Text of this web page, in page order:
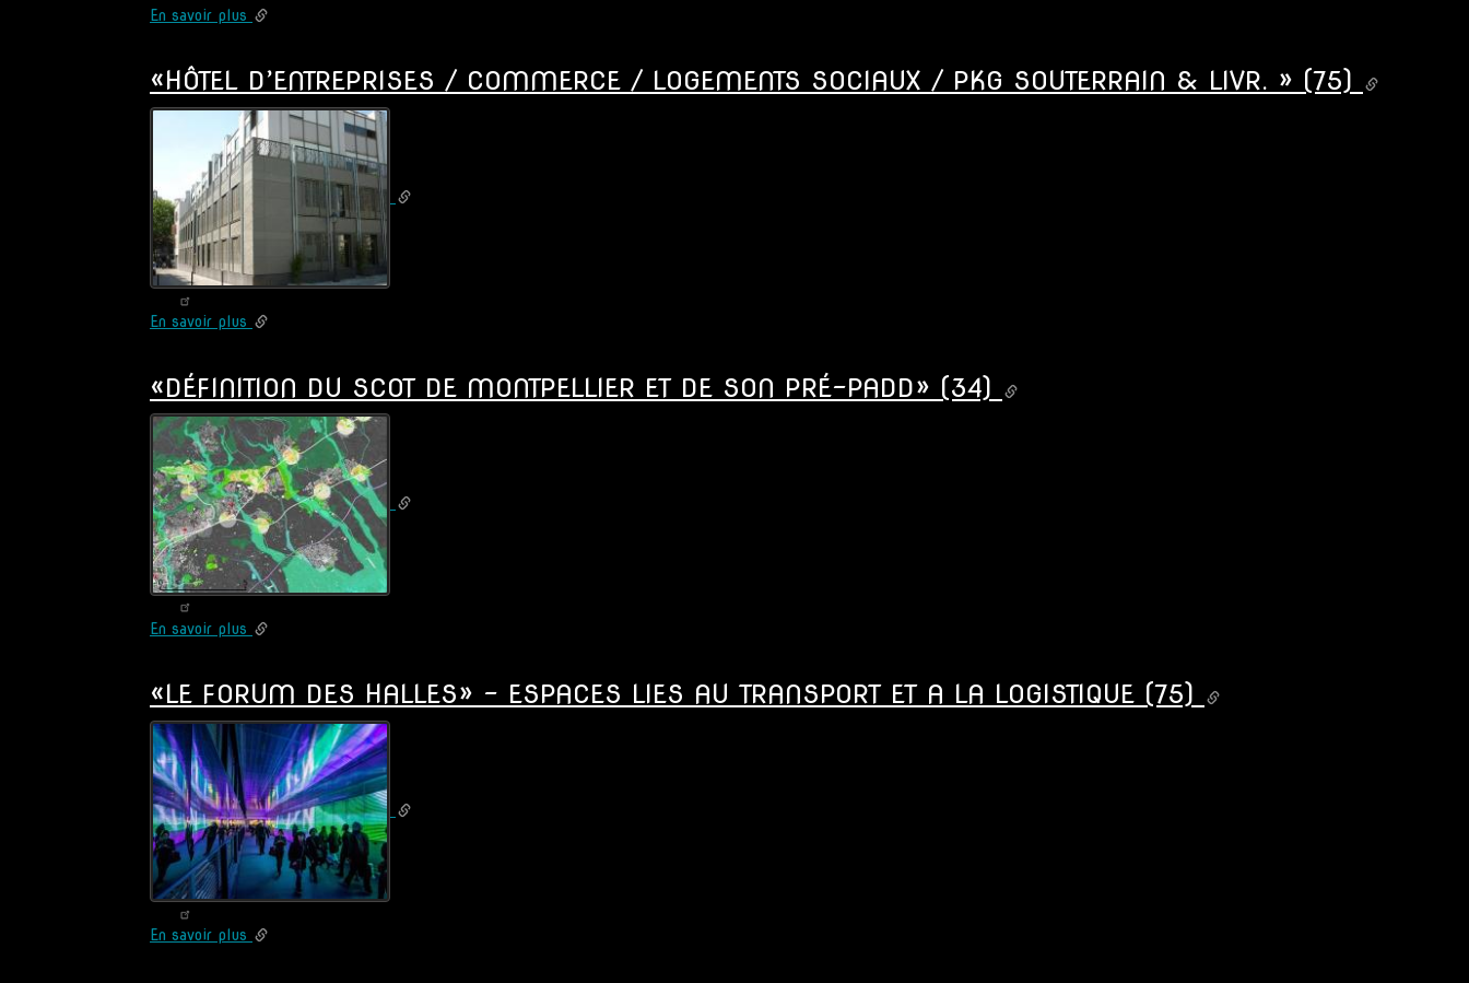
En savoir plus sur
/
1.5»
-
Nanterre
«HÔTEL D’ENTREPRISES / COMMERCE / LOGEMENTS SOCIAUX / PKG SOUTERRAIN & LIVR. » (75)
En savoir plus sur
/
LOGEMENTS
SOCIAUX
/
PKG
SOUTERRAIN
&
LIVR.
(75)
«DÉFINITION DU SCOT DE MONTPELLIER ET DE SON PRÉ-PADD» (34)
En savoir plus sur
SCOT
MONTPELLIER
DE
SON
PRÉ-
PADD»
(34)
«LE FORUM DES HALLES» - ESPACES LIES AU TRANSPORT ET A LA LOGISTIQUE (75)
En savoir plus sur